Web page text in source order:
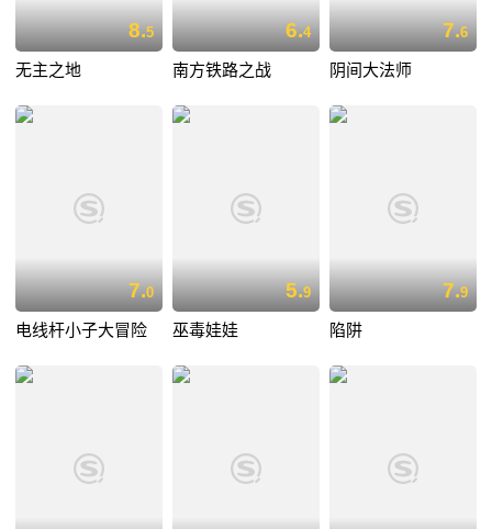
8.5
无主之地
6.4
南方铁路之战
7.6
阴间大法师
7.0
电线杆小子大冒险
5.9
巫毒娃娃
7.9
陷阱